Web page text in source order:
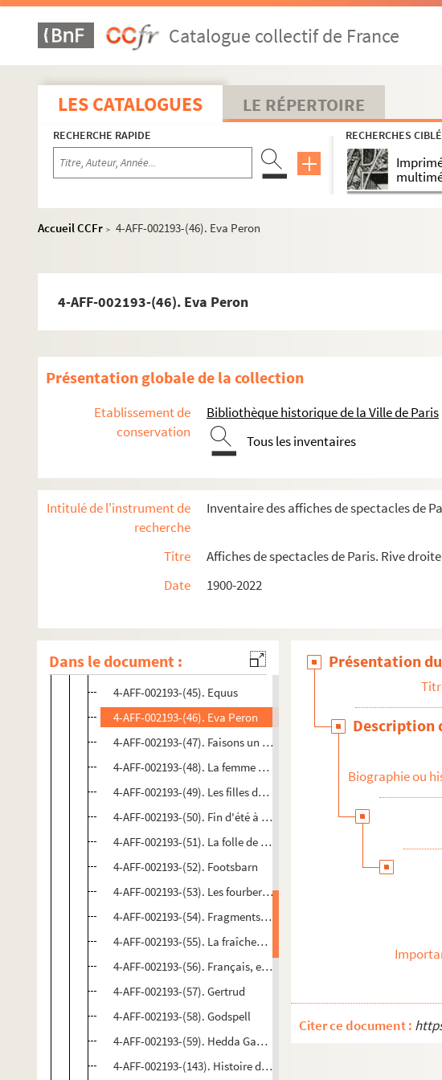
Catalogue collectif de France
LES CATALOGUES LE RÉPERTOIRE
RECHERCHE RAPIDE RECHERCHES
Accueil CCFr > 4-AFF-002193-(46). Eva Peron
4-AFF-002193-(46). Eva Peron
Présentation globale de la collection
Etablissement de
conservation
Bibliothèque historique de la Ville de Paris
Tous les inventaires
Intitulé de l'instrument de
recherche
Inventaire des affiches de spectacles de
Titre
Affiches de spectacles de Paris. Rive
Date
1900-2022
Dans le document :
4-AFF-002193-(20). Cher menteur
4-AFF-002193-(21). Le ciel en bas
4-AFF-002193-(22). Claudine et le théâtre
4-AFF-002193-(23). Le cœur léger
4-AFF-002193-(24). Les contes d'Hollywood
4-AFF-002193-(25). Couleur tango
4-AFF-002193-(26). Courtes lignes de monsieur Courteline
4-AFF-002193-(29). Le danseur inconnu
4-AFF-002193-(32). Le désert
4-AFF-002193-(34). Le diable et le bon dieu
4-AFF-002193-(35). Dieu de vengeance, etc.
4-AFF-002193-(37). Le dossier Oppenheimer
4-AFF-002193-(38). Eaux dormantes
4-AFF-002193-(40). Ecoute mon ami et autres textes
4-AFF-002193-(41). Elvire Jouvet 40
4-AFF-002193-(43). En revoir
4-AFF-002193-(44). Entre la raison et le désir
4-AFF-002193-(45). Equus
4-AFF-002193-(46). Eva Peron
4-AFF-002193-(47). Faisons un rêve
4-AFF-002193-(48). La femme d'avant
4-AFF-002193-(49). Les filles du néant
4-AFF-002193-(50). Fin d'été à Baccarat
4-AFF-002193-(51). La folle de Chaillot
4-AFF-002193-(52). Footsbarn
4-AFF-002193-(53). Les fourberies de Scapin
4-AFF-002193-(54). Fragments lunaires
4-AFF-002193-(55). La fraîcheur de l'aube
4-AFF-002193-(56). Français, encore un effort…
4-AFF-002193-(57). Gertrud
4-AFF-002193-(58). Godspell
4-AFF-002193-(59). Hedda Gabler
4-AFF-002193-(143). Histoire du soldat
Présentation
Description
Biographie ou
Citer ce document :